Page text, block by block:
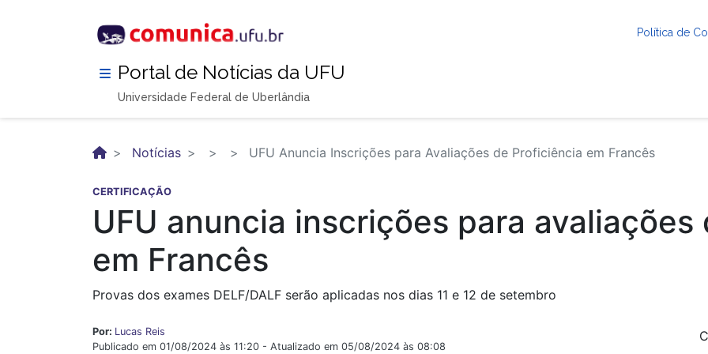
Política de
Portal de Notícias da UFU
Universidade Federal de Uberlândia
Notícias UFU Anuncia Inscrições para Avaliações de Proficiência em Francês
CERTIFICAÇÃO
UFU anuncia inscrições para
em Francês
Provas dos exames DELF/DALF serão aplicadas nos dias 11 e 12 de setembro
Por: Lucas Reis
Publicado em 01/08/2024 às 11:20 - Atualizado em 05/08/2024 às 08:08